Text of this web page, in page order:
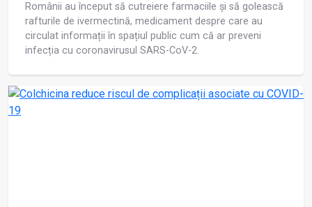
Românii au început să cutreiere farmaciile și să golească
rafturile de ivermectină, medicament despre care au
circulat informații în spațiul public cum că ar preveni
infecția cu coronavirusul SARS-CoV-2.